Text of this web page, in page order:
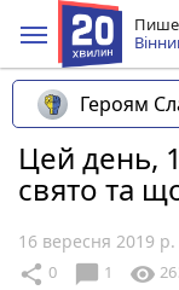
Героям
Цей день,
свято та
16 вересня 2019 р.
share 0 chat_bubble 1 visibility